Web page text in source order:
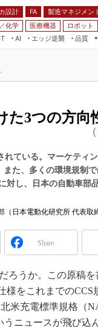
設計 FA 製造マネジメン
化学 医療機器 ロボット
AI
エッジ逆襲 品質
モビリティショー
FRONTIER
工場EXPO
づくりワールド
プンネット展
フィールドサービス
組み込み画像技術
組み込みモデリング
ISO26262
無償設計ツール
3Dプリンタ
デジタルツインとCAE
た3つの方向
れている。マーケティ
た、多くの環境規制で
対し、日本の自動車部
（日本電動化研究所 代表取
Share
ろうか。この原稿を
様をこれまでのCCS
北米充電標準規格（
うニュースが飛び込